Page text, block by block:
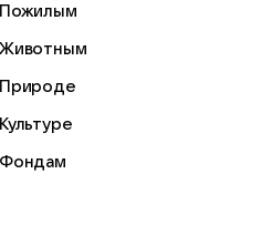
Пожилым
Животным
Природе
Культуре
Фондам